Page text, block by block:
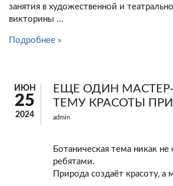
занятия в художественной и
викторины ...
Подробнее »
ИЮН
25
2024
ЕЩЕ ОДИН
ТЕМУ КРАСОТЫ
admin
Ботаническая тема никак не
ребятами.
Природа создаёт красоту,